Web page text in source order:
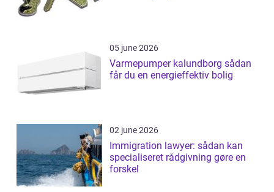
05 june 2026
Varmepumper kalundborg sådan
får du en energieffektiv bolig
02 june 2026
Immigration lawyer: sådan kan
specialiseret rådgivning gøre en
forskel